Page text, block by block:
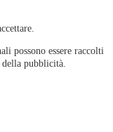
possono essere raccolti
pubblicità.